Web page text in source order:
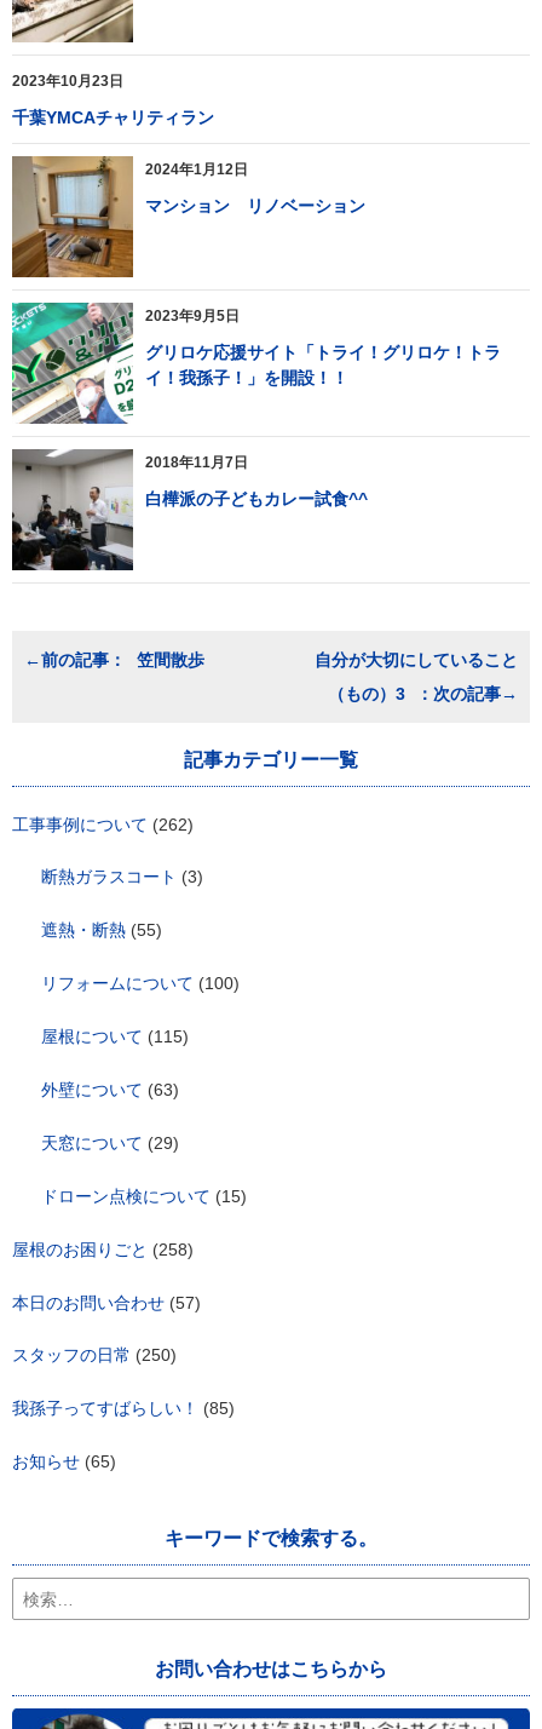
2023年10月23日
千葉YMCAチャリティラン
2024年1月12日
マンション リノベーション
2023年9月5日
グリロケ応援サイト「トライ！グリロケ！トラ
イ！我孫子！」を開設！！
2018年11月7日
白樺派の子どもカレー試食^^
シ
ョ
ン
笠間散歩
自分が大切にしていること
（もの）3
記事カテゴリー一覧
工事事例について (262)
断熱ガラスコート (3)
遮熱・断熱 (55)
リフォームについて (100)
屋根について (115)
外壁について (63)
天窓について (29)
ドローン点検について (15)
屋根のお困りごと (258)
本日のお問い合わせ (57)
スタッフの日常 (250)
我孫子ってすばらしい！ (85)
お知らせ (65)
キーワードで検索する。
検
索:
お問い合わせはこちらから